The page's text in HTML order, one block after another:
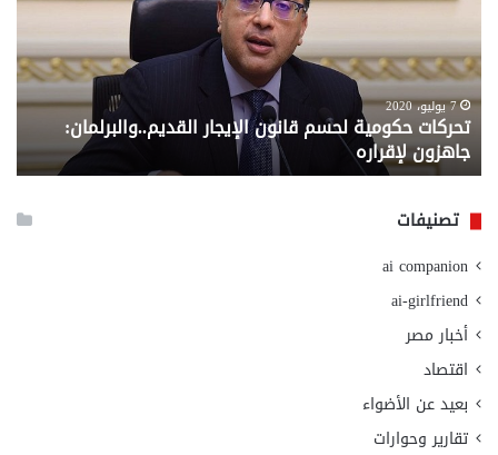
قانون
القديم..والبرلمان:
جاهزون
لإقراره
7 يوليو، 2020
تحركات حكومية لحسم قانون الإيجار القديم..والبرلمان:
جاهزون لإقراره
من
تصنيفات
ai companion
ai-girlfriend
أخبار مصر
اقتصاد
بعيد عن الأضواء
تقارير وحوارات